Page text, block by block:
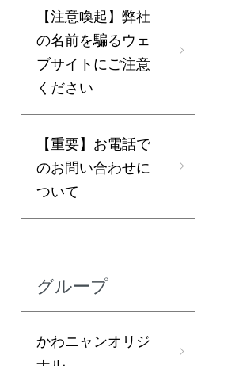
【注意喚起】弊社
の名前を騙るウェ
ブサイトにご注意
ください
【重要】お電話で
のお問い合わせに
ついて
グループ
かわニャンオリジ